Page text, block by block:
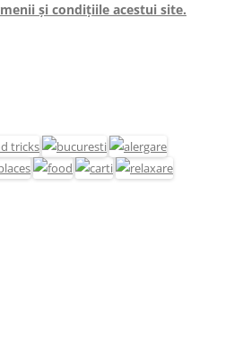
și condițiile acestui site.